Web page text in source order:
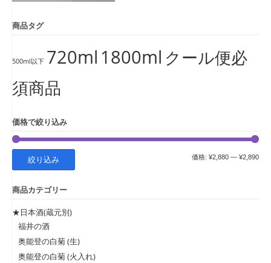
商品タグ
500ml以下 720ml 1800ml クール便必
須商品
価格で絞り込み
最
最
絞り込み 価格: ¥2,880 — ¥2,890
商品カテゴリー
★日本酒(蔵元別)
福井の酒
奥能登の白菊 (生)
奥能登の白菊 (火入れ)